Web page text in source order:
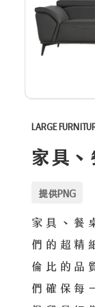
LARGE
家具
提供PNG
家具、餐
們的超精
倫比的品
們確保每